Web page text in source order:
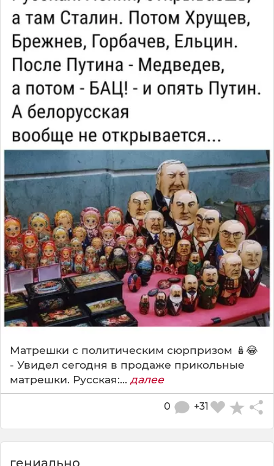
Матрешки с политическим сюрпризом 🪆😂
- Увидел сегодня в продаже прикольные
матрешки. Русская:... далее
+31
0